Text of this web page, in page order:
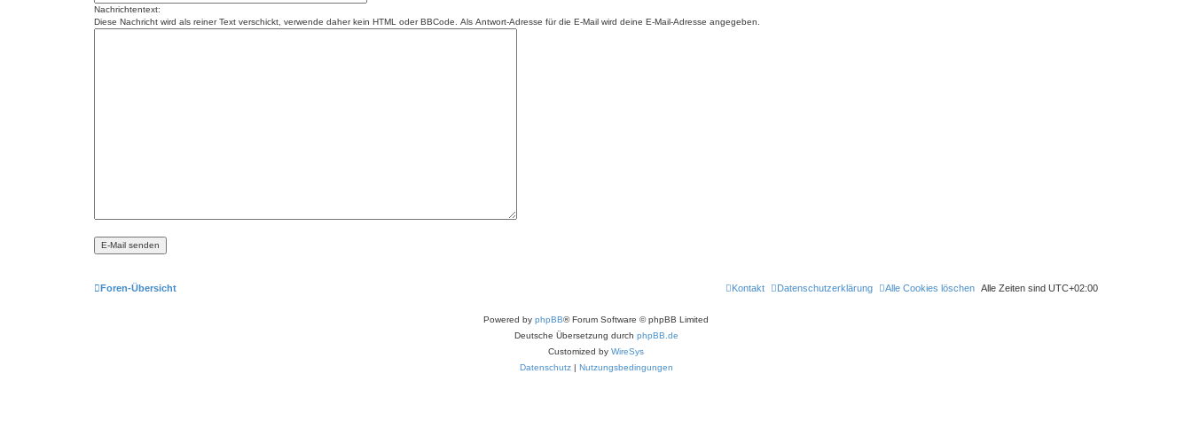
Nachrichtentext:
Diese Nachricht wird als reiner Text verschickt, verwende daher kein HTML oder BBCode. Als Antwort-Adresse für die E-Mail wird deine E-Mail-Adresse angegeben.
Foren-Übersicht Alle Zeiten sind UTC+02:00
Alle Cookies löschen
Datenschutzerklärung
Kontakt
Powered by phpBB® Forum Software © phpBB Limited
Deutsche Übersetzung durch phpBB.de
Customized by WireSys
Datenschutz | Nutzungsbedingungen